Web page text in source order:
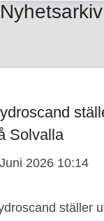
Nyhetsarkiv
Solvalla
2026 10:14
ställer